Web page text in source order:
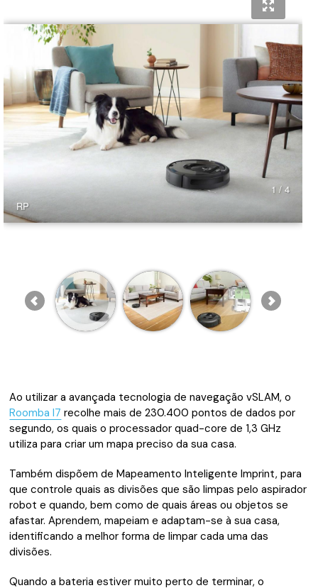
1 / 4
RP
Ao utilizar a avançada tecnologia de navegação vSLAM, o
Roomba I7 recolhe mais de 230.400 pontos de dados por
segundo, os quais o processador quad-core de 1,3 GHz
utiliza para criar um mapa preciso da sua casa.
Também dispõem de Mapeamento Inteligente Imprint, para
que controle quais as divisões que são limpas pelo aspirador
robot e quando, bem como de quais áreas ou objetos se
afastar. Aprendem, mapeiam e adaptam-se à sua casa,
identificando a melhor forma de limpar cada uma das
divisões.
Quando a bateria estiver muito perto de terminar, o